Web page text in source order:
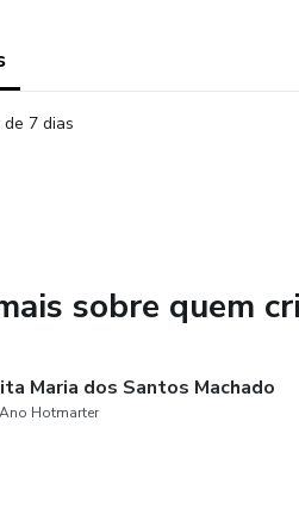
7 dias
sobre quem
Maria dos Santos Machado
Hotmarter